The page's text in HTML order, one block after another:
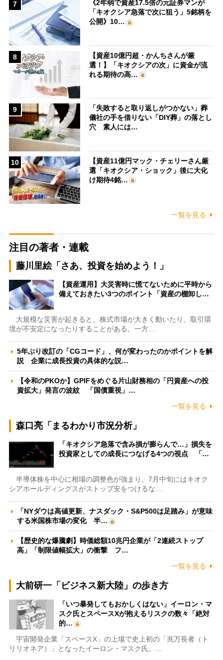
7
《2年弱で資産17.5倍の元証券マンが
「キオクシア急落で次に狙う」5銘柄を
公開》10…
8
【資産10億円超・かんちさんが厳
選！】「キオクシアの次」に資金が流
れる期待の高…
9
「失敗すると取り返しがつかない」葬
儀社の手を借りない「DIY葬」の落とし
穴 素人には…
10
【資産11億円マック・チェリーさん厳
選「キオクシア・ショック」後に大化
け期待4銘…
一覧を見る
注目の著者・連載
藤川里絵「さあ、投資を始めよう！」
【資産運用】大災害時に慌てないために平時から
備えておきたい3つのポイント「資産の棚卸し…
大規模な災害が起きると、株式市場が大きく動いたり、取引環
境が不安定になったりすることがある。一方…
5年ぶり改訂の「CGコード」、何が変わったのかポイントを解
説 企業に成長投資の具体的な説…
【令和のPKOか】GPIFをめぐる片山財務相の「円資産への投
資拡大」発言の波紋 「国債重視」…
一覧を見る
森口亮「まるわかり市況分析」
「キオクシア急落で含み損が膨らんで…」損失を
投資家としての成長につなげる4つの視点 「…
半導体株を中心に相場の調整色が強まり、7月中旬にはキオク
シアホールディングスがストップ安をつけるな…
「NYダウは高値更新、ナスダック・S&P500は足踏み」が意味
する米国株市場の変化 半…
【歴史的な爆騰劇】時価総額10兆円企業が「2連続ストップ
高」「制限値幅拡大」の衝撃 フ…
一覧を見る
大前研一「ビジネス新大陸」の歩き方
「いつ暴発してもおかしくはない」イーロン・マ
スク氏とスペースXが抱えるリスクの数々「絶対
的…
宇宙開発企業「スペースX」の上場で史上初の「兆万長者（ト
リリオネア）」となったイーロン・マスク氏。…